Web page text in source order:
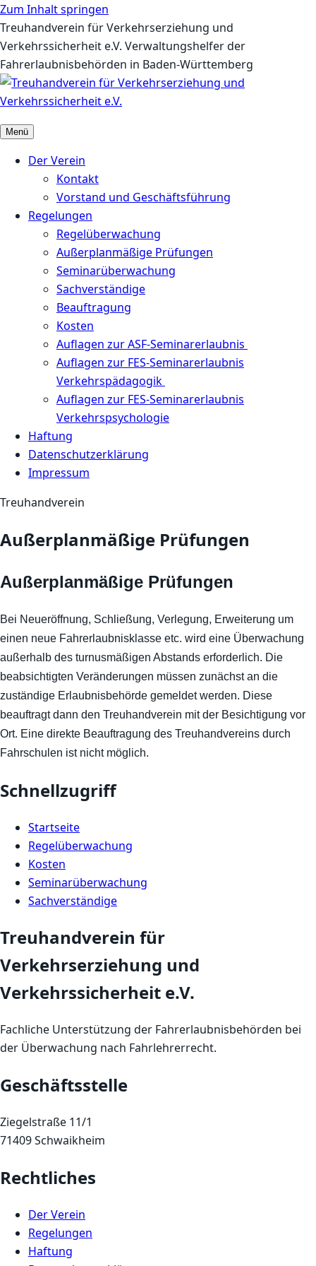
Zum Inhalt springen
Treuhandverein für Verkehrserziehung und
Verkehrssicherheit e.V. Verwaltungshelfer der
Fahrerlaubnisbehörden in Baden-Württemberg
Menü
Der Verein
Kontakt
Vorstand und Geschäftsführung
Regelungen
Regelüberwachung
Außerplanmäßige Prüfungen
Seminarüberwachung
Sachverständige
Beauftragung
Kosten
Auflagen zur ASF-Seminarerlaubnis
Auflagen zur FES-Seminarerlaubnis
Verkehrspädagogik
Auflagen zur FES-Seminarerlaubnis
Verkehrspsychologie
Haftung
Datenschutzerklärung
Impressum
Treuhandverein
Außerplanmäßige Prüfungen
Außerplanmäßige Prüfungen
Bei Neueröffnung, Schließung, Verlegung, Erweiterung um
einen neue Fahrerlaubnisklasse etc. wird eine Überwachung
außerhalb des turnusmäßigen Abstands erforderlich. Die
beabsichtigten Veränderungen müssen zunächst an die
zuständige Erlaubnisbehörde gemeldet werden. Diese
beauftragt dann den Treuhandverein mit der Besichtigung vor
Ort. Eine direkte Beauftragung des Treuhandvereins durch
Fahrschulen ist nicht möglich.
Schnellzugriff
Startseite
Regelüberwachung
Kosten
Seminarüberwachung
Sachverständige
Treuhandverein für
Verkehrserziehung und
Verkehrssicherheit e.V.
Fachliche Unterstützung der Fahrerlaubnisbehörden bei
der Überwachung nach Fahrlehrerrecht.
Geschäftsstelle
Ziegelstraße 11/1
71409 Schwaikheim
Rechtliches
Der Verein
Regelungen
Haftung